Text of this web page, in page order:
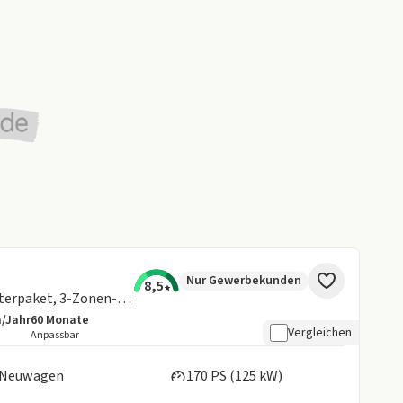
Custom Active, 360° Kamera, Winterpaket, 3-Zonen-Klimaanlage
8,5 Nur Gewerbekunden
Laufleistung
JahrLaufzeit
60 Monate
Anpassbar Vergleichen
Neuwagen
170 PS (125 kW)